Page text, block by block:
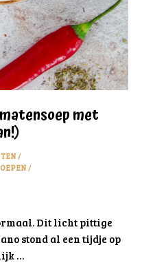
met
/
/
Dit licht pittige
stond al een tijdje op
…